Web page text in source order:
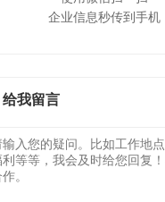
企业信息秒传到手机
给我留言